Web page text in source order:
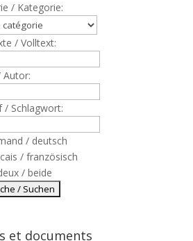
/ Kategorie:
/ Volltext:
Autor:
/ Schlagwort:
/ deutsch
/ französisch
/ beide
et documents